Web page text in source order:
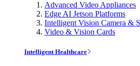
Advanced Video Appliances
Edge AI Jetson Platforms
Intelligent Vision Camera &
Video & Vision Cards
Intelligent Healthcare